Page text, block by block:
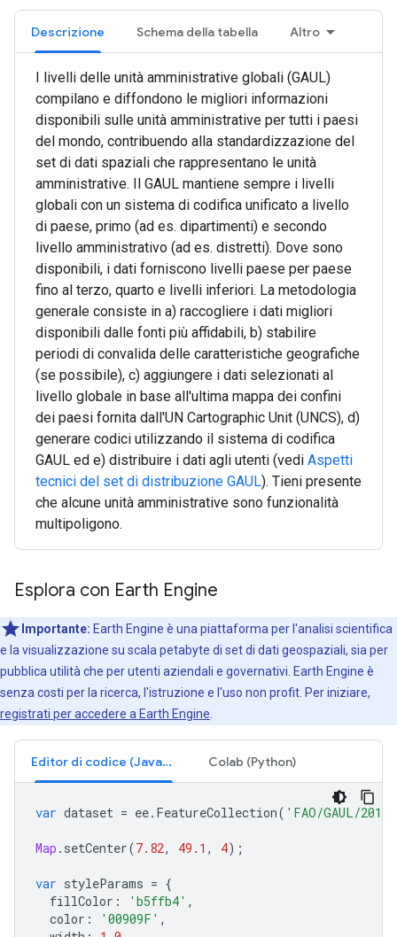
Descrizione Schema della tabella Altro
I livelli delle unità amministrative globali (GAUL)
compilano e diffondono le migliori informazioni
disponibili sulle unità amministrative per tutti i paesi
del mondo, contribuendo alla standardizzazione del
set di dati spaziali che rappresentano le unità
amministrative. Il GAUL mantiene sempre i livelli
globali con un sistema di codifica unificato a livello
di paese, primo (ad es. dipartimenti) e secondo
livello amministrativo (ad es. distretti). Dove sono
disponibili, i dati forniscono livelli paese per paese
fino al terzo, quarto e livelli inferiori. La metodologia
generale consiste in a) raccogliere i dati migliori
disponibili dalle fonti più affidabili, b) stabilire
periodi di convalida delle caratteristiche geografiche
(se possibile), c) aggiungere i dati selezionati al
livello globale in base all'ultima mappa dei confini
dei paesi fornita dall'UN Cartographic Unit (UNCS), d)
generare codici utilizzando il sistema di codifica
GAUL ed e) distribuire i dati agli utenti (vedi Aspetti
tecnici del set di distribuzione GAUL). Tieni presente
che alcune unità amministrative sono funzionalità
multipoligono.
Esplora con Earth Engine
Importante: Earth Engine è una piattaforma per l'analisi scientifica
e la visualizzazione su scala petabyte di set di dati geospaziali, sia per
pubblica utilità che per utenti aziendali e governativi. Earth Engine è
senza costi per la ricerca, l'istruzione e l'uso non profit. Per iniziare,
registrati per accedere a Earth Engine
Editor di codice (JavaScript) Colab (Python)
var dataset = ee. FeatureCollection( 'FAO/GAUL/
Map . setCenter(7.82, 49.1 , 4);
var styleParams = {
fillColor : 'b5ffb4' ,
color : '00909F' ,